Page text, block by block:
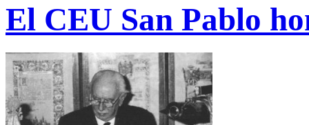
El CEU San Pablo